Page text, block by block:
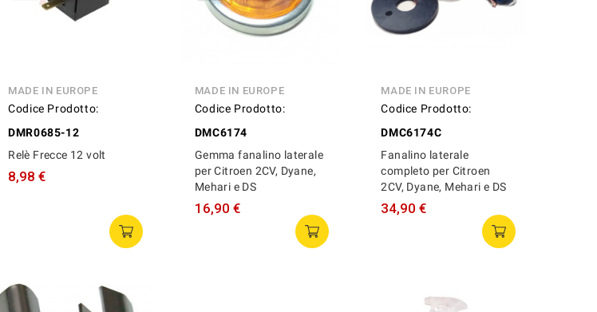
MADE IN EUROPE
Codice Prodotto:
DMR0685-12
Relè Frecce 12 volt
8,98 €
MADE IN EUROPE
Codice Prodotto:
DMC6174
Gemma fanalino laterale
per Citroen 2CV, Dyane,
Mehari e DS
16,90 €
MADE IN EUROPE
Codice Prodotto:
DMC6174C
Fanalino laterale
completo per Citroen
2CV, Dyane, Mehari e DS
34,90 €